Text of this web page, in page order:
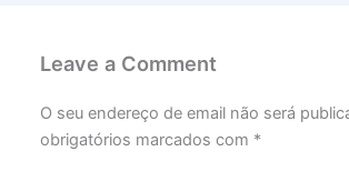
Leave a Comment
O seu endereço de email não será
obrigatórios marcados com *